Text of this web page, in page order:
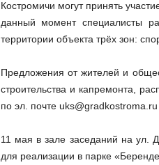
Костромичи могут принять
данный момент специалисты
территории объекта трёх зон:
Предложения от жителей и
строительства и капремонта,
по эл. почте
11 мая в зале заседаний на ул.
для реализации в парке